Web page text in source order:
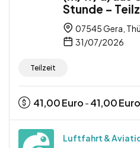
Stunde –
07545 Gera,
31/07/2026
Teilzeit
41,00Euro - 41,00Euro
Luftfahrt &